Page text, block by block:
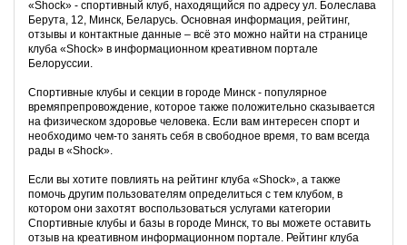
«Shock» - спортивный клуб, находящийся по адресу ул. Болеслава
Берута, 12, Минск, Беларусь. Основная информация, рейтинг,
отзывы и контактные данные – всё это можно найти на странице
клуба «Shock» в информационном креативном портале
Белоруссии.
Спортивные клубы и секции в городе Минск - популярное
времяпрепровождение, которое также положительно сказывается
на физическом здоровье человека. Если вам интересен спорт и
необходимо чем-то занять себя в свободное время, то вам всегда
рады в «Shock».
Если вы хотите повлиять на рейтинг клуба «Shock», а также
помочь другим пользователям определиться с тем клубом, в
котором они захотят воспользоваться услугами категории
Спортивные клубы и базы в городе Минск, то вы можете оставить
отзыв на креативном информационном портале. Рейтинг клуба